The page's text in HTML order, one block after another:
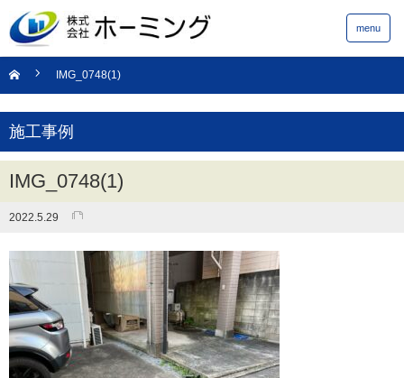
menu
IMG_0748(1)
施工事例
IMG_0748(1)
2022.5.29